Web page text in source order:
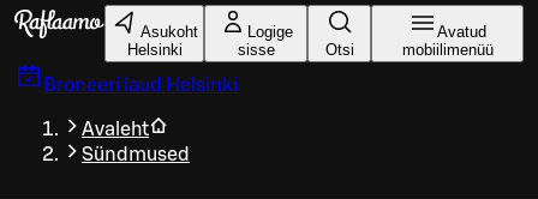
Liigu peamise sisu juurde
Asukoht
Helsinki
Logige
sisse
Otsi
Avatud
mobiilimenüü
Broneeri laud Helsinki
Avaleht
Sündmused